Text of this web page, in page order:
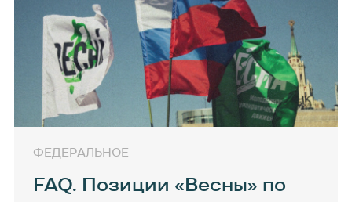
ФЕДЕРАЛЬНОЕ
FAQ. Позиции «Весны» по